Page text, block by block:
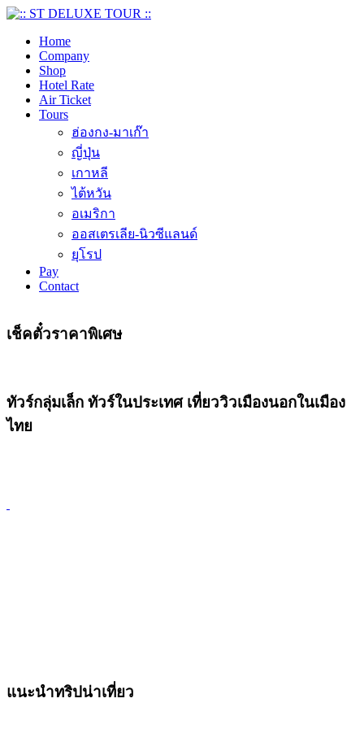
Home
Company
Shop
Hotel Rate
Air Ticket
Tours
ฮ่องกง-มาเก๊า
ญี่ปุ่น
เกาหลี
ไต้หวัน
อเมริกา
ออสเตรเลีย-นิวซีแลนด์
ยุโรป
Pay
Contact
เช็คตั๋วราคาพิเศษ
ทัวร์กลุ่มเล็ก ทัวร์ในประเทศ เที่ยววิวเมืองนอกในเมือง
ไทย
แนะนำทริปน่าเที่ยว